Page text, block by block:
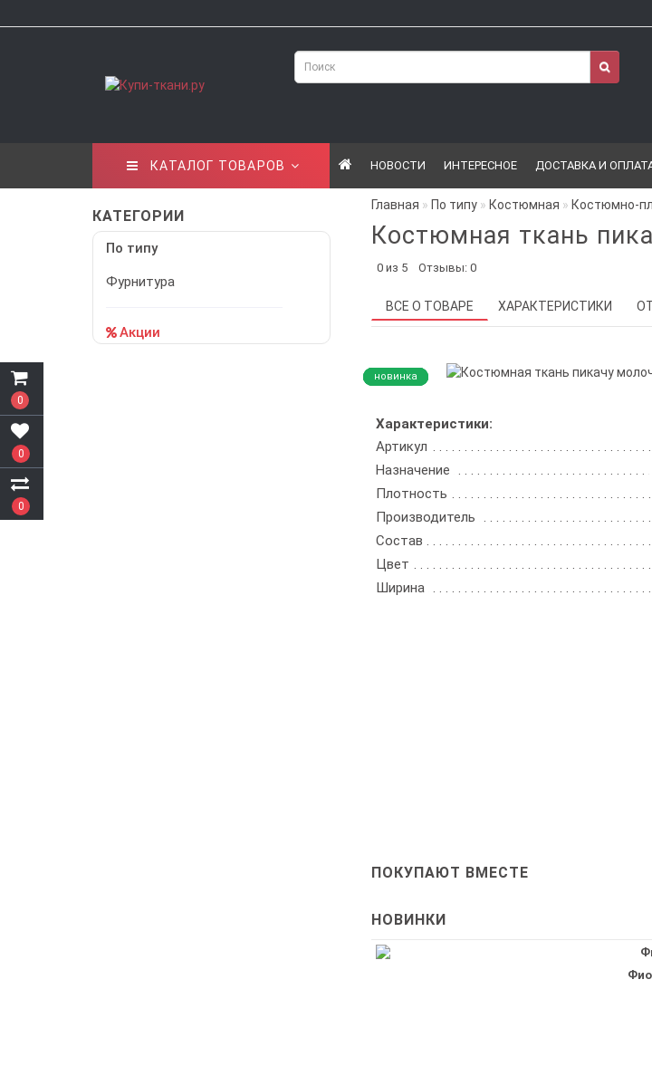
0
0
0
КАТАЛОГ ТОВАРОВ НОВОСТИ ИНТЕРЕСНОЕ ДОСТАВКА И
КАТЕГОРИИ
По типу
Фурнитура
Акции
Главная По типу Костюмная Костюмно-
Костюмная ткань
0 из 5 Отзывы: 0
ВСЕ О ТОВАРЕ ХАРАКТЕРИСТИКИ
Характеристики:
Артикул
Назначение
Плотность
Производитель
Состав
Цвет
Ширина
ПОКУПАЮТ ВМЕСТЕ
НОВИНКИ
новинка
новинка
новинка
новинка
новинка